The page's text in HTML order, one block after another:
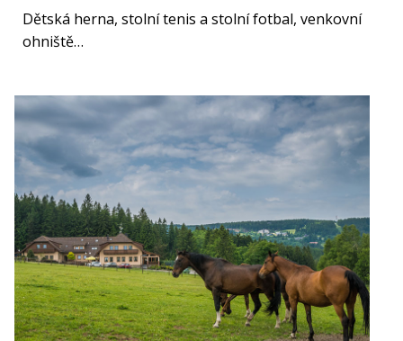
Dětská herna, stolní tenis a stolní fotbal, venkovní
ohniště…